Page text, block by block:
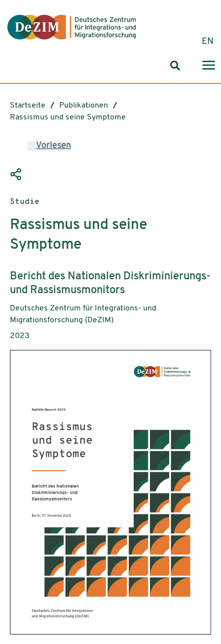
EN
Startseite
Publikationen
Rassismus und seine Symptome
Vorlesen
Publikationstyp:
Studie
Rassismus und seine
Symptome
Untertitel:
Bericht des Nationalen Diskriminierungs-
und Rassismusmonitors
AutorInnen:
Deutsches Zentrum für Integrations- und
Migrationsforschung (DeZIM)
Publikationsjahr:
2023